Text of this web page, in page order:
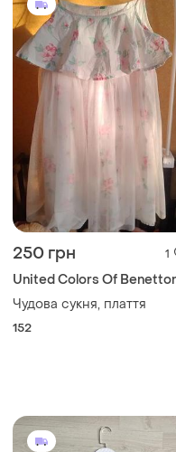
250 грн 1
United Colors Of
Чудова сукня, плаття
152